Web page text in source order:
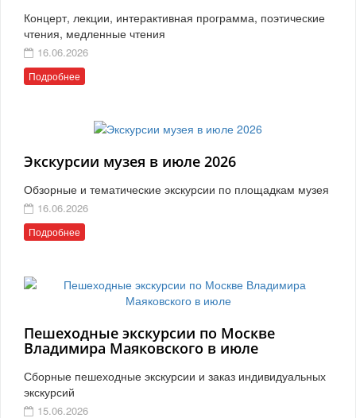
Концерт, лекции, интерактивная программа, поэтические
чтения, медленные чтения
16.06.2026
Подробнее
Экскурсии музея в июле 2026
Обзорные и тематические экскурсии по площадкам музея
16.06.2026
Подробнее
Пешеходные экскурсии по Москве
Владимира Маяковского в июле
Сборные пешеходные экскурсии и заказ индивидуальных
экскурсий
15.06.2026